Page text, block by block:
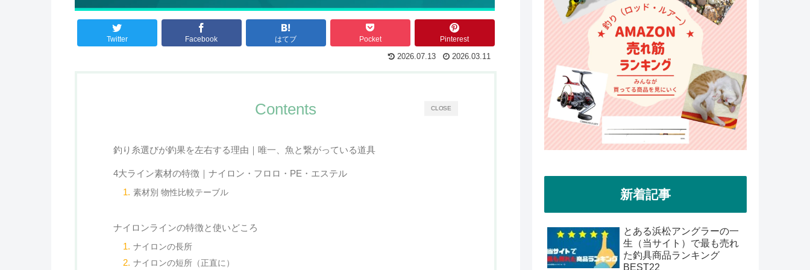
Twitter Facebook はてブ Pocket Pinterest
2026.07.13 2026.03.11
CLOSE
Contents
釣り糸選びが釣果を左右する理由｜唯一、魚と繋がっている道具
4大ライン素材の特徴｜ナイロン・フロロ・PE・エステル
素材別 物性比較テーブル
ナイロンラインの特徴と使いどころ
ナイロンの長所
ナイロンの短所（正直に）
新着記事
とある浜松アングラーの一
生（当サイト）で最も売れ
た釣具商品ランキング
BEST22